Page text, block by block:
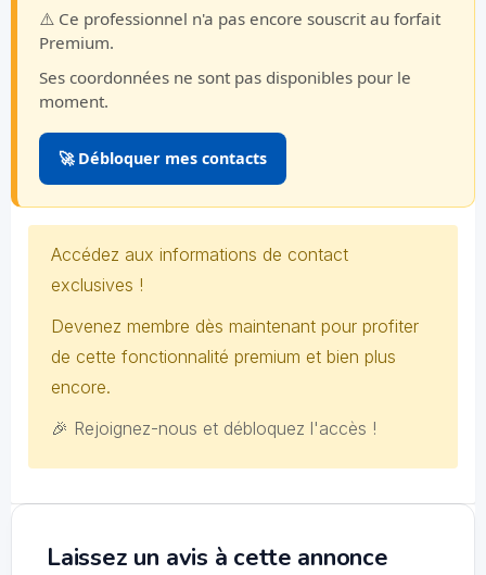
⚠️ Ce professionnel n'a pas encore souscrit au forfait
Premium.
Ses coordonnées ne sont pas disponibles pour le
moment.
🚀 Débloquer mes contacts
Accédez aux informations de contact
exclusives !
Devenez membre dès maintenant pour profiter
de cette fonctionnalité premium et bien plus
encore.
🎉 Rejoignez-nous et débloquez l'accès !
Laissez un avis à cette annonce